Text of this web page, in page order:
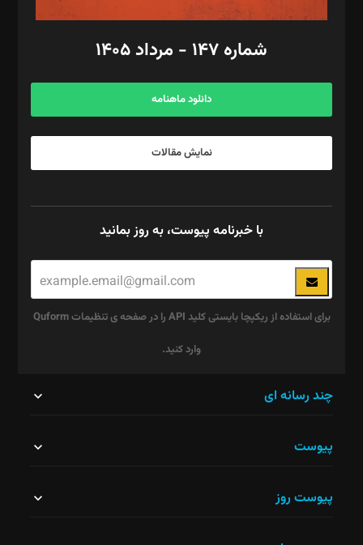
امور مالی: شاپور رهبری، محمد‌ کاظمی‌نیا
آگهی و مشترکین: ۰۹۱۹۹۹۹۰۴۵۴
شماره ۱۴۷ - مرداد ۱۴۰۵
دانلود ماهنامه
نمایش مقالات
با خبرنامه پیوست، به روز بمانید
برای استفاده از ریکپچا بایستی کلید API را در صفحه ی تنظیمات Quform
وارد کنید.
نباید
چند رسانه ای
پیوست
پیوست روز